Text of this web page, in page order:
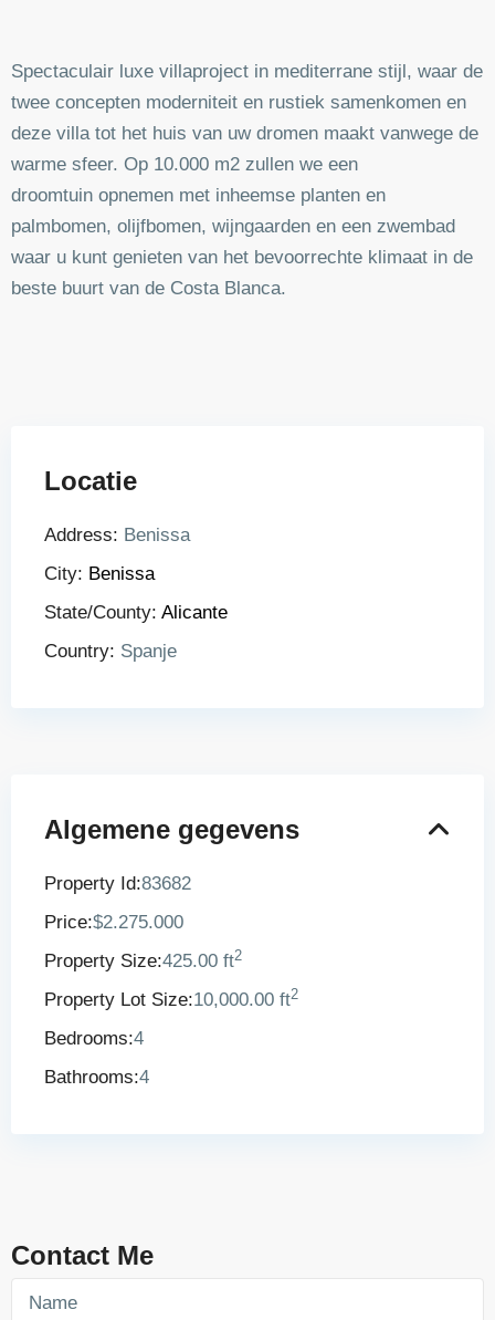
Spectaculair luxe villaproject in mediterrane stijl, waar de
twee concepten moderniteit en rustiek samenkomen en
deze villa tot het huis van uw dromen maakt vanwege de
warme sfeer. Op 10.000 m2 zullen we een
droomtuin opnemen met inheemse planten en
palmbomen, olijfbomen, wijngaarden en een zwembad
waar u kunt genieten van het bevoorrechte klimaat in de
beste buurt van de Costa Blanca.
Locatie
Address: Benissa
City: Benissa
State/County: Alicante
Country: Spanje
Algemene gegevens
Property Id:83682
Price:$2.275.000
Property Size:425.00 ft2
Property Lot Size:10,000.00 ft2
Bedrooms:4
Bathrooms:4
Contact Me